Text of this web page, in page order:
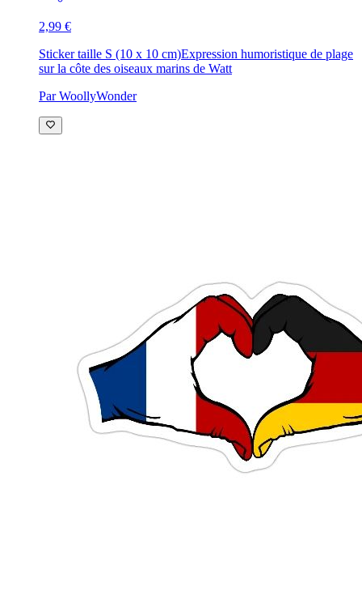
2,99 €
Sticker taille S (10 x 10 cm)Expression humoristique de plage
sur la côte des oiseaux marins de Watt
Par WoollyWonder